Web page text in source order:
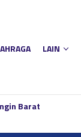
LAIN
Barat